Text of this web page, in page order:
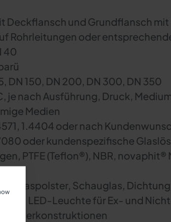
Deckflansch und Grundflansch mit
Rohrleitungen oder
40
DN 150, DN 200, DN 300, DN 350
je nach Ausführung, Druck,
Medien
1.4404 oder nach
oder kundenspezifische
PTFE (Teflon®), NBR,
Glaspolster, Schauglas,
LED-Leuchte für Ex- und